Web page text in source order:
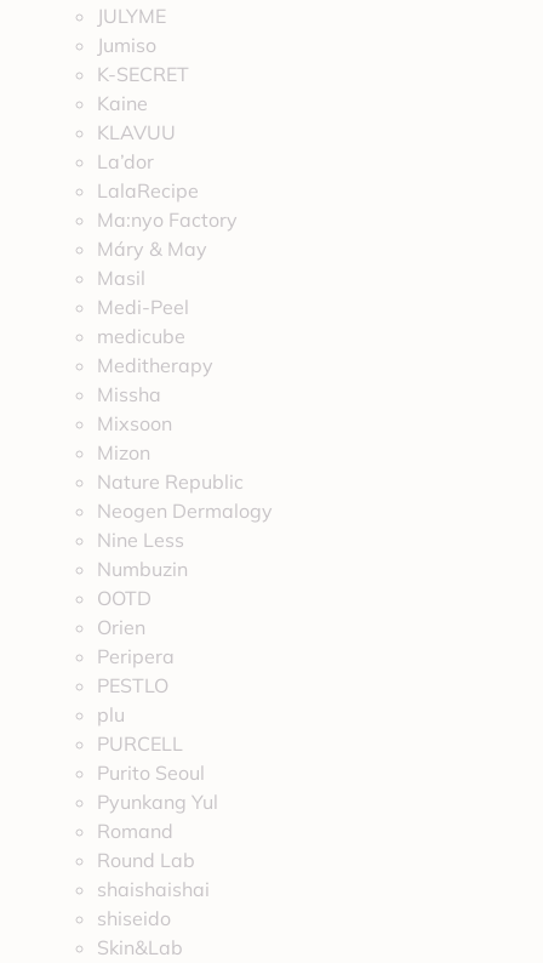
JULYME
Jumiso
K-SECRET
Kaine
KLAVUU
La’dor
LalaRecipe
Ma:nyo Factory
Máry & May
Masil
Medi-Peel
medicube
Meditherapy
Missha
Mixsoon
Mizon
Nature Republic
Neogen Dermalogy
Nine Less
Numbuzin
OOTD
Orien
Peripera
PESTLO
plu
PURCELL
Purito Seoul
Pyunkang Yul
Romand
Round Lab
shaishaishai
shiseido
Skin&Lab